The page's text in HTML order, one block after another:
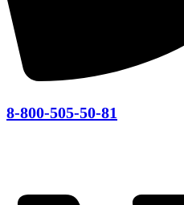
8-800-505-50-81